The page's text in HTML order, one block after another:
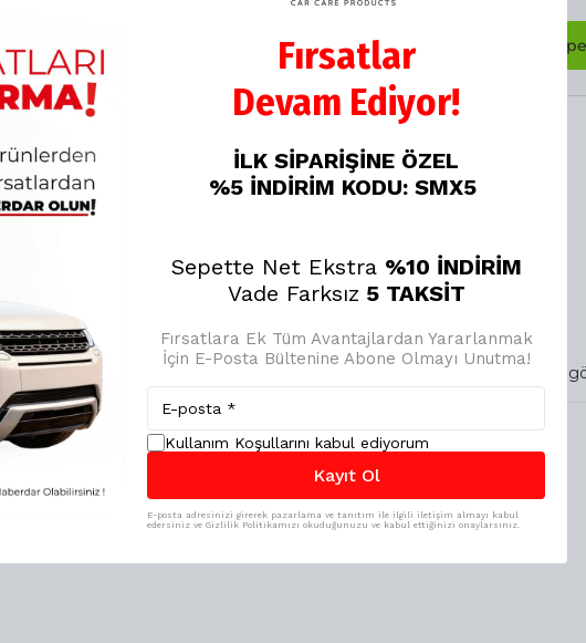
Birlikte
Sadece
eklenmeli.
Fırsatlar
Devam Ediyor!
İLK SİPARİŞİNE ÖZEL
%5 İNDİRİM KODU: SMX5
Sepette Net Ekstra %10 İNDİRİM
Vade Farksız 5 TAKSİT
Fırsatlara Ek Tüm Avantajlardan Yararlanmak
İçin E-Posta Bültenine Abone Olmayı Unutma!
Kullanım Koşullarını kabul ediyorum
Kayıt Ol
E-posta adresinizi girerek pazarlama ve tanıtım ile ilgili iletişim almayı kabul
edersiniz ve Gizlilik Politikamızı okuduğunuzu ve kabul ettiğinizi onaylarsınız.